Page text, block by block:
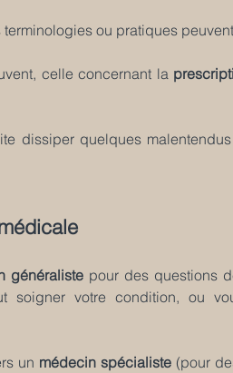
ou pratiques
celle concernant la
dissiper quelques
généraliste pour des questions
soigner votre condition, ou
un médecin spécialiste (pour